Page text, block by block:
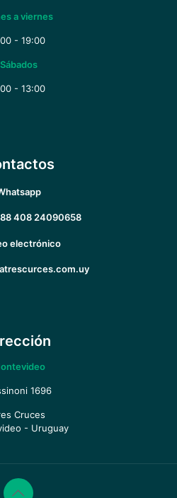
a viernes
- 19:00
Sábados
- 13:00
40824090658
electrónico
1696
Cruces
- Uruguay